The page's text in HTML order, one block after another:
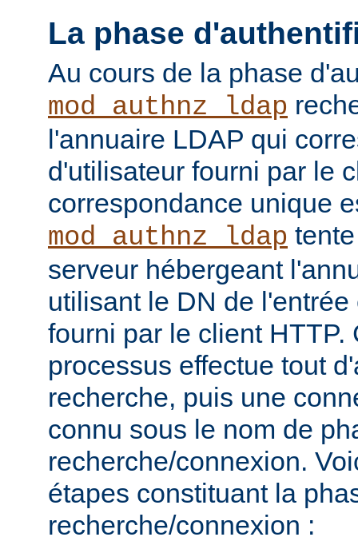
La phase
Au cours de la phase
mod_authnz_ldap
l'annuaire LDAP qui
d'utilisateur fourni par le
correspondance unique
mod_authnz_ldap
serveur hébergeant
utilisant le DN de
fourni par le client HTTP.
processus effectue tout
recherche, puis une
connu sous le nom de
recherche/connexion.
étapes constituant la
recherche/connexion :